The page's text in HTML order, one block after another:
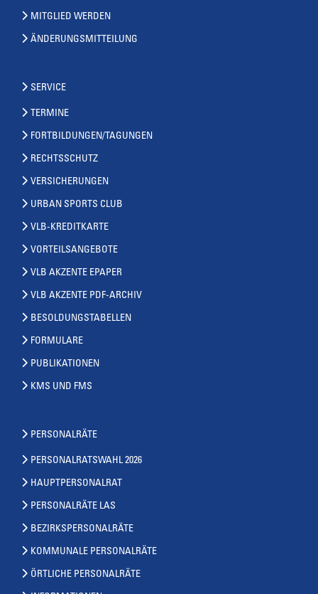
MITGLIED WERDEN
ÄNDERUNGSMITTEILUNG
SERVICE
TERMINE
FORTBILDUNGEN/TAGUNGEN
RECHTSSCHUTZ
VERSICHERUNGEN
URBAN SPORTS CLUB
VLB-KREDITKARTE
VORTEILSANGEBOTE
VLB AKZENTE EPAPER
VLB AKZENTE PDF-ARCHIV
BESOLDUNGSTABELLEN
FORMULARE
PUBLIKATIONEN
KMS UND FMS
PERSONALRÄTE
PERSONALRATSWAHL 2026
HAUPTPERSONALRAT
PERSONALRÄTE LAS
BEZIRKSPERSONALRÄTE
KOMMUNALE PERSONALRÄTE
ÖRTLICHE PERSONALRÄTE